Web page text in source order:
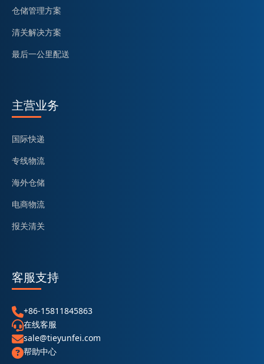
仓储管理方案
清关解决方案
最后一公里配送
主营业务
国际快递
专线物流
海外仓储
电商物流
报关清关
客服支持
+86-15811845863
在线客服
sale@tieyunfei.com
帮助中心